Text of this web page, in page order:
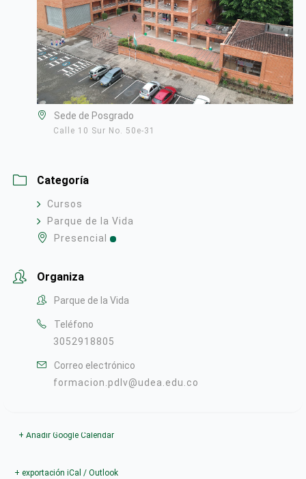
Sede de Posgrado
Calle 10 Sur No. 50e-31
Categoría
Cursos
Parque de la Vida
Presencial
Organiza
Parque de la Vida
Teléfono
3052918805
Correo electrónico
formacion.pdlv@udea.edu.co
+ Añadir Google Calendar
+ exportación iCal / Outlook